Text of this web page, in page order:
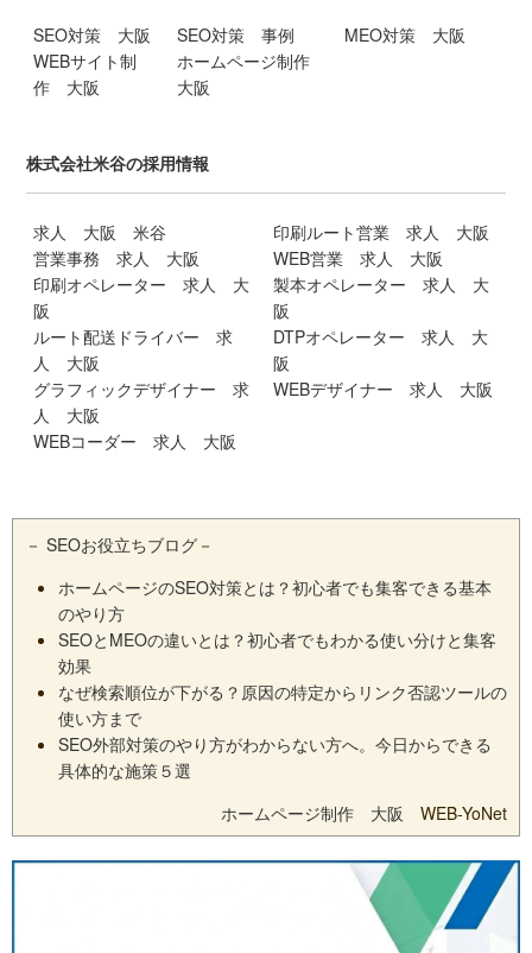
SEO対策 大阪
WEBサイト制
作 大阪
SEO対策 事例
ホームページ制作
大阪
MEO対策 大阪
株式会社米谷の採用情報
求人 大阪 米谷
営業事務 求人 大阪
印刷オペレーター 求人 大
阪
ルート配送ドライバー 求
人 大阪
グラフィックデザイナー 求
人 大阪
WEBコーダー 求人 大阪
印刷ルート営業 求人 大阪
WEB営業 求人 大阪
製本オペレーター 求人 大
阪
DTPオペレーター 求人 大
阪
WEBデザイナー 求人 大阪
－ SEOお役立ちブログ －
ホームページのSEO対策とは？初心者でも集客できる基本
のやり方
SEOとMEOの違いとは？初心者でもわかる使い分けと集客
効果
なぜ検索順位が下がる？原因の特定からリンク否認ツールの
使い方まで
SEO外部対策のやり方がわからない方へ。今日からできる
具体的な施策５選
ホームページ制作 大阪 WEB-YoNet